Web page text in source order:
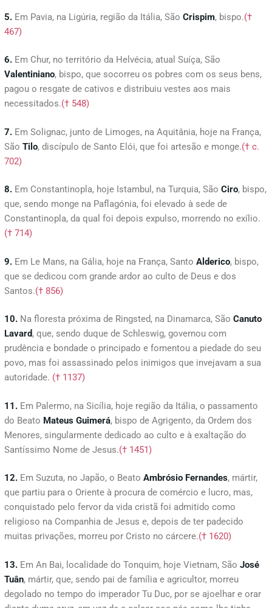
5. Em Pavia, na Ligúria, região da Itália, São Crispim, bispo.(†
467)
6. Em Chur, no território da Helvécia, atual Suíça, São
Valentiniano, bispo, que socorreu os pobres com os seus bens,
pagou o resgate de cativos e distribuiu vestes aos mais
necessitados.(† 548)
7. Em Solignac, junto de Limoges, na Aquitânia, hoje na França,
São Tilo, discípulo de Santo Elói, que foi artesão e monge.(† c.
702)
8. Em Constantinopla, hoje Istambul, na Turquia, São Ciro, bispo,
que, sendo monge na Paflagónia, foi elevado à sede de
Constantinopla, da qual foi depois expulso, morrendo no exílio.
(† 714)
9. Em Le Mans, na Gália, hoje na França, Santo Alderico, bispo,
que se dedicou com grande ardor ao culto de Deus e dos
Santos.(† 856)
10. Na floresta próxima de Ringsted, na Dinamarca, São Canuto
Lavard, que, sendo duque de Schleswig, governou com
prudência e bondade o principado e fomentou a piedade do seu
povo, mas foi assassinado pelos inimigos que invejavam a sua
autoridade. († 1137)
11. Em Palermo, na Sicília, hoje região da Itália, o passamento
do Beato Mateus Guimerá, bispo de Agrigento, da Ordem dos
Menores, singularmente dedicado ao culto e à exaltação do
Santíssimo Nome de Jesus.(† 1451)
12. Em Suzuta, no Japão, o Beato Ambrósio Fernandes, mártir,
que partiu para o Oriente à procura de comércio e lucro, mas,
conquistado pelo fervor da vida cristã foi admitido como
religioso na Companhia de Jesus e, depois de ter padecido
muitas privações, morreu por Cristo no cárcere.(† 1620)
13. Em An Bai, localidade do Tonquim, hoje Vietnam, São José
Tuân, mártir, que, sendo pai de família e agricultor, morreu
degolado no tempo do imperador Tu Duc, por se ajoelhar e orar